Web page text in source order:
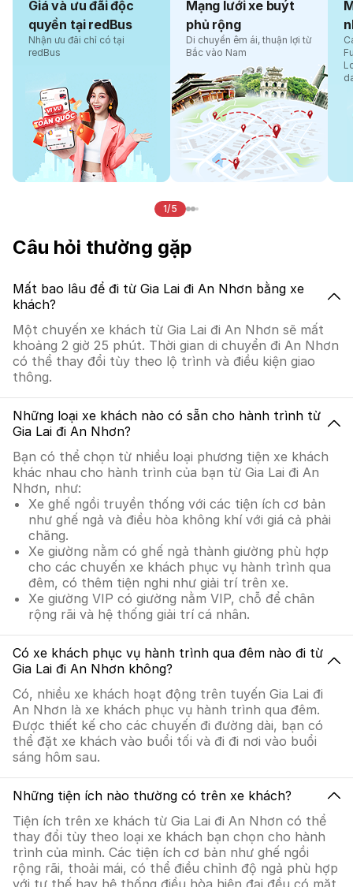
Giá và ưu đãi độc
quyền tại redBus
Nhận ưu đãi chỉ có tại
redBus
Mạng lưới xe buýt
phủ rộng
Di chuyển êm ái, thuận lợi từ
Bắc vào Nam
1/5
Câu hỏi thường gặp
Mất bao lâu để đi từ Gia Lai đi An Nhơn bằng xe
khách?
Một chuyến xe khách từ Gia Lai đi An Nhơn sẽ mất
khoảng 2 giờ 25 phút. Thời gian di chuyển đi An Nhơn
có thể thay đổi tùy theo lộ trình và điều kiện giao
thông.
Những loại xe khách nào có sẵn cho hành trình từ
Gia Lai đi An Nhơn?
Bạn có thể chọn từ nhiều loại phương tiện xe khách
khác nhau cho hành trình của bạn từ Gia Lai đi An
Nhơn, như:
Xe ghế ngồi truyền thống với các tiện ích cơ bản
như ghế ngả và điều hòa không khí với giá cả phải
chăng.
Xe giường nằm có ghế ngả thành giường phù hợp
cho các chuyến xe khách phục vụ hành trình qua
đêm, có thêm tiện nghi như giải trí trên xe.
Xe giường VIP có giường nằm VIP, chỗ để chân
rộng rãi và hệ thống giải trí cá nhân.
Có xe khách phục vụ hành trình qua đêm nào đi từ
Gia Lai đi An Nhơn không?
Có, nhiều xe khách hoạt động trên tuyến Gia Lai đi
An Nhơn là xe khách phục vụ hành trình qua đêm.
Được thiết kế cho các chuyến đi đường dài, bạn có
thể đặt xe khách vào buổi tối và đi đi nơi vào buổi
sáng hôm sau.
Những tiện ích nào thường có trên xe khách?
Tiện ích trên xe khách từ Gia Lai đi An Nhơn có thể
thay đổi tùy theo loại xe khách bạn chọn cho hành
trình của mình. Các tiện ích cơ bản như ghế ngồi
rộng rãi, thoải mái, có thể điều chỉnh độ ngả phù hợp
với tư thế hay hệ thống điều hòa hiện đại đều có mặt